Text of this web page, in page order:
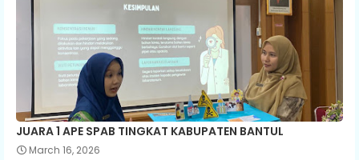
JUARA 1 APE SPAB TINGKAT KABUPATEN BANTUL
March 16, 2026